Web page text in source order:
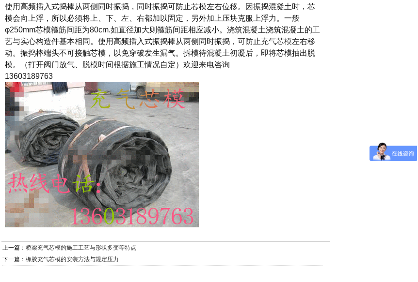
使用高频插入式捣棒从两侧同时振捣，同时振捣可防止芯模左右位移。因振捣混凝土时，芯
模会向上浮，所以必须将上、下、左、右都加以固定，另外加上压块克服上浮力。一般
φ250mm芯模箍筋间距为80cm.如直径加大则箍筋间距相应减小。浇筑混凝土浇筑混凝土的工
艺与实心构造件基本相同。使用高频插入式振捣棒从两侧同时振捣，可防止充气芯模左右移
动。振捣棒端头不可接触芯模，以免穿破发生漏气。拆模待混凝土初凝后，即将芯模抽出脱
模。（打开阀门放气、脱模时间根据施工情况自定）欢迎来电咨询
13603189763
上一篇： 桥梁充气芯模的施工工艺与形状多变等特点
下一篇： 橡胶充气芯模的安装方法与规定压力